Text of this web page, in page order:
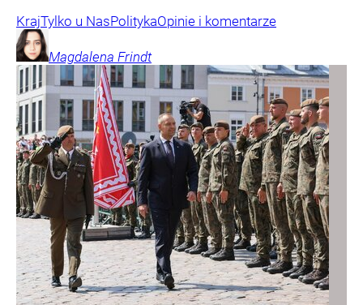
KrajTylko u NasPolitykaOpinie i komentarze
Magdalena Frindt